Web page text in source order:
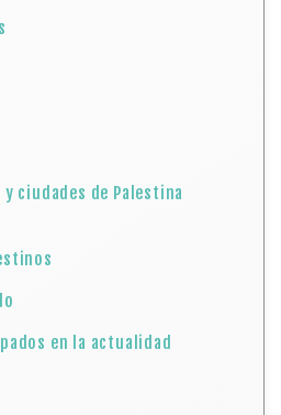
y ciudades de Palestina
en la actualidad